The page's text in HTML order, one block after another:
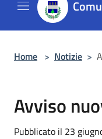
Home > Notizie >
Avviso
Pubblicato il 23